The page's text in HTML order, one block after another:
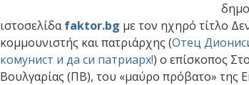
ιστοσελίδαfaktor.bg με τον ηχηρό τίτλο
κομμουνιστής και πατριάρχης (Отец
комунист и да си патриарх!) ο επίσκοπος
Βουλγαρίας (ΠΒ), του «μαύρο πρόβατο» της